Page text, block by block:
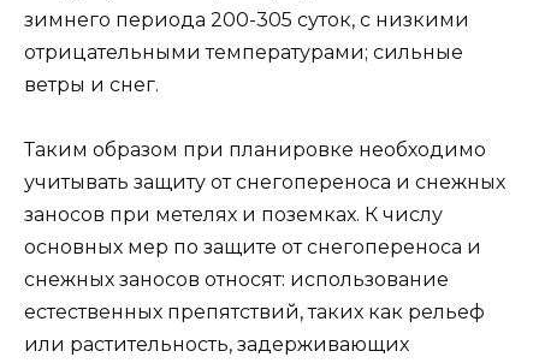
зимнего периода 200-305 суток, с низкими
отрицательными температурами; сильные
ветры и снег.
Таким образом при планировке необходимо
учитывать защиту от снегопереноса и снежных
заносов при метелях и поземках. К числу
основных мер по защите от снегопереноса и
снежных заносов относят: использование
естественных препятствий, таких как рельеф
или растительность, задерживающих